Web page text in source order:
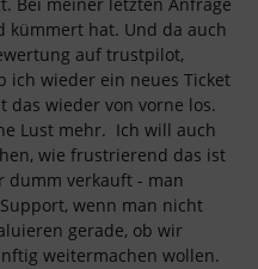
kümmert hat. Und da auch
auf trustpilot,
ich wieder ein neues Ticket
wieder von vorne los.
Lust mehr. Ich will auch
wie frustrierend das ist
dumm verkauft - man
wenn man nicht
gerade, ob wir
weitermachen wollen.